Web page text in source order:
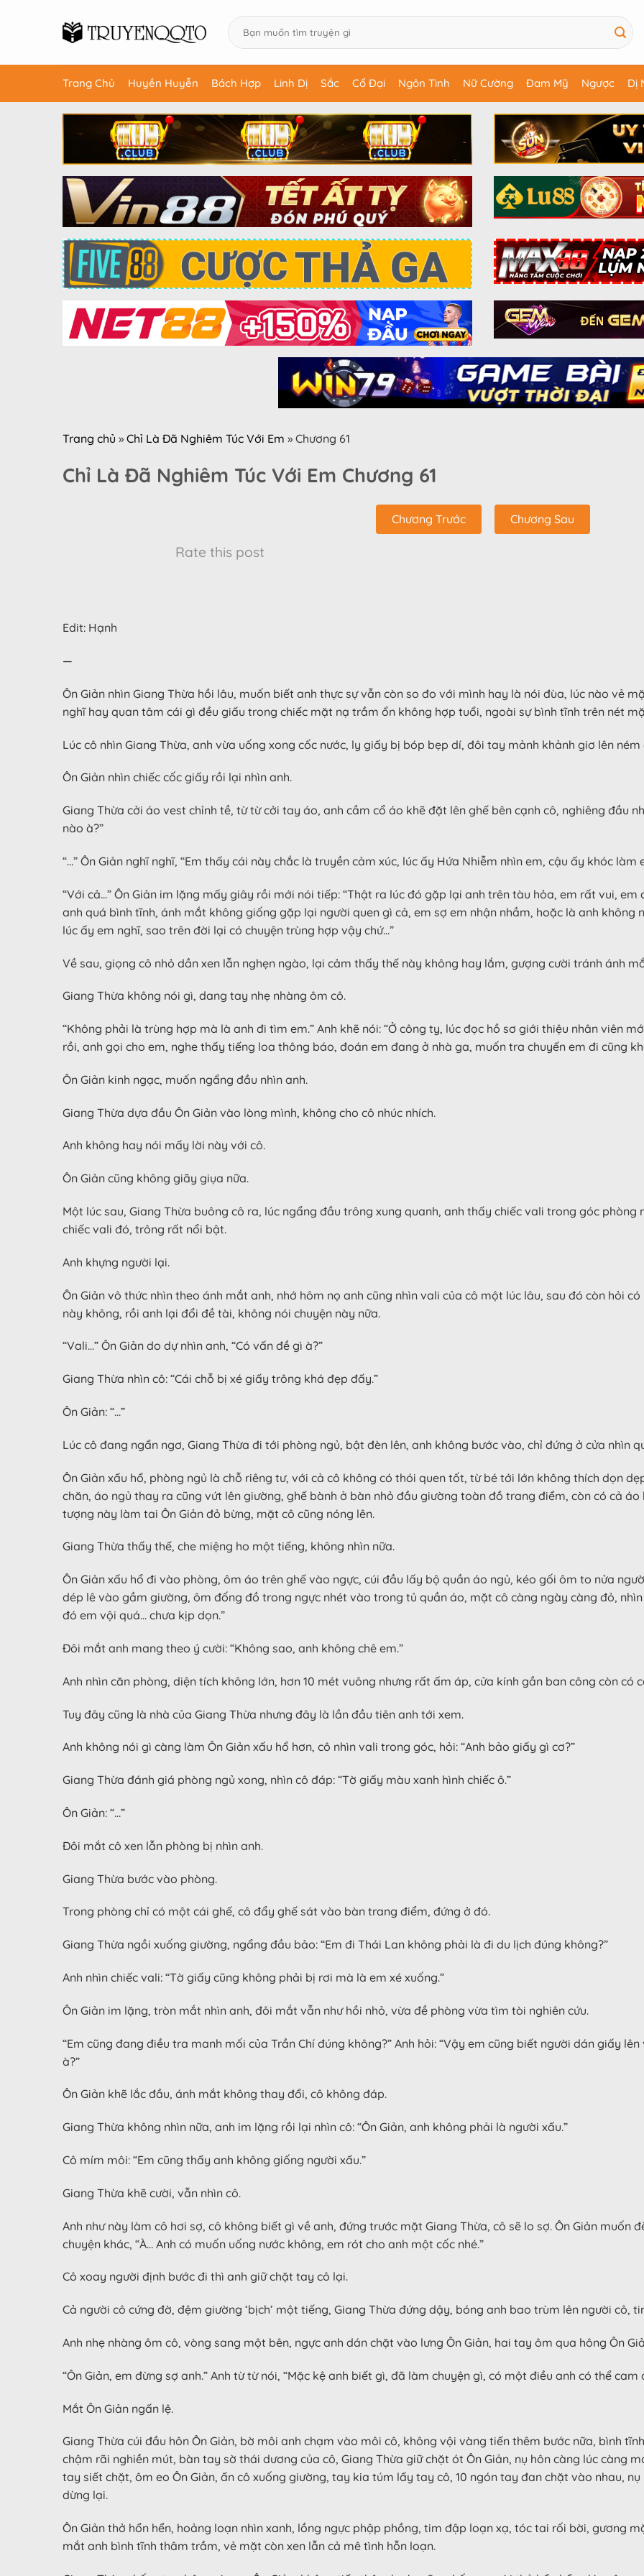
Trang Chủ Huyền Huyễn Bách Hợp Linh Dị Sắc Cổ Đại Ngôn Tình Nữ Cường Đam Mỹ Ngược Dị
Trang chủ » Chỉ Là Đã Nghiêm Túc Với Em » Chương 61
Chỉ Là Đã Nghiêm Túc Với Em Chương 61
Chương Trước Chương Sau
Rate this post
Edit: Hạnh
—
Ôn Giản nhìn Giang Thừa hồi lâu, muốn biết anh thực sự vẫn còn so đo với mình hay là nói đùa, lúc nào vẻ
nghĩ hay quan tâm cái gì đều giấu trong chiếc mặt nạ trầm ổn không hợp tuổi, ngoài sự bình tĩnh trên nét
Lúc cô nhìn Giang Thừa, anh vừa uống xong cốc nước, ly giấy bị bóp bẹp dí, đôi tay mảnh khảnh giơ lên
Ôn Giản nhìn chiếc cốc giấy rồi lại nhìn anh.
Giang Thừa cởi áo vest chỉnh tề, từ từ cởi tay áo, anh cầm cổ áo khẽ đặt lên ghế bên cạnh cô, nghiêng đầu
nào à?”
“…” Ôn Giản nghĩ nghĩ, “Em thấy cái này chắc là truyền cảm xúc, lúc ấy Hứa Nhiễm nhìn em, cậu ấy khóc làm
“Với cả…” Ôn Giản im lặng mấy giây rồi mới nói tiếp: “Thật ra lúc đó gặp lại anh trên tàu hỏa, em rất vui,
anh quá bình tĩnh, ánh mắt không giống gặp lại người quen gì cả, em sợ em nhận nhầm, hoặc là anh không
lúc ấy em nghĩ, sao trên đời lại có chuyện trùng hợp vậy chứ…”
Về sau, giọng cô nhỏ dần xen lẫn nghẹn ngào, lại cảm thấy thế này không hay lắm, gượng cười tránh ánh
Giang Thừa không nói gì, dang tay nhẹ nhàng ôm cô.
“Không phải là trùng hợp mà là anh đi tìm em.” Anh khẽ nói: “Ở công ty, lúc đọc hồ sơ giới thiệu nhân viên
rồi, anh gọi cho em, nghe thấy tiếng loa thông báo, đoán em đang ở nhà ga, muốn tra chuyến em đi cũng
Ôn Giản kinh ngạc, muốn ngẩng đầu nhìn anh.
Giang Thừa dựa đầu Ôn Giản vào lòng mình, không cho cô nhúc nhích.
Anh không hay nói mấy lời này với cô.
Ôn Giản cũng không giãy giụa nữa.
Một lúc sau, Giang Thừa buông cô ra, lúc ngẩng đầu trông xung quanh, anh thấy chiếc vali trong góc
chiếc vali đó, trông rất nổi bật.
Anh khựng người lại.
Ôn Giản vô thức nhìn theo ánh mắt anh, nhớ hôm nọ anh cũng nhìn vali của cô một lúc lâu, sau đó còn hỏi
này không, rồi anh lại đổi đề tài, không nói chuyện này nữa.
“Vali…” Ôn Giản do dự nhìn anh, “Có vấn đề gì à?”
Giang Thừa nhìn cô: “Cái chỗ bị xé giấy trông khá đẹp đấy.”
Ôn Giản: “…”
Lúc cô đang ngẩn ngơ, Giang Thừa đi tới phòng ngủ, bật đèn lên, anh không bước vào, chỉ đứng ở cửa nhìn
Ôn Giản xấu hổ, phòng ngủ là chỗ riêng tư, với cả cô không có thói quen tốt, từ bé tới lớn không thích dọn
chăn, áo ngủ thay ra cũng vứt lên giường, ghế bành ở bàn nhỏ đầu giường toàn đồ trang điểm, còn có cả
tượng này làm tai Ôn Giản đỏ bừng, mặt cô cũng nóng lên.
Giang Thừa thấy thế, che miệng ho một tiếng, không nhìn nữa.
Ôn Giản xấu hổ đi vào phòng, ôm áo trên ghế vào ngực, cúi đầu lấy bộ quần áo ngủ, kéo gối ôm to nửa
dép lê vào gầm giường, ôm đống đồ trong ngực nhét vào trong tủ quần áo, mặt cô càng ngày càng đỏ, nhìn
đó em vội quá… chưa kịp dọn.”
Đôi mắt anh mang theo ý cười: “Không sao, anh không chê em.”
Anh nhìn căn phòng, diện tích không lớn, hơn 10 mét vuông nhưng rất ấm áp, cửa kính gần ban công còn có
Tuy đây cũng là nhà của Giang Thừa nhưng đây là lần đầu tiên anh tới xem.
Anh không nói gì càng làm Ôn Giản xấu hổ hơn, cô nhìn vali trong góc, hỏi: “Anh bảo giấy gì cơ?”
Giang Thừa đánh giá phòng ngủ xong, nhìn cô đáp: “Tờ giấy màu xanh hình chiếc ô.”
Ôn Giản: “…”
Đôi mắt cô xen lẫn phòng bị nhìn anh.
Giang Thừa bước vào phòng.
Trong phòng chỉ có một cái ghế, cô đẩy ghế sát vào bàn trang điểm, đứng ở đó.
Giang Thừa ngồi xuống giường, ngẩng đầu bảo: “Em đi Thái Lan không phải là đi du lịch đúng không?”
Anh nhìn chiếc vali: “Tờ giấy cũng không phải bị rơi mà là em xé xuống.”
Ôn Giản im lặng, tròn mắt nhìn anh, đôi mắt vẫn như hồi nhỏ, vừa đề phòng vừa tìm tòi nghiên cứu.
“Em cũng đang điều tra manh mối của Trần Chí đúng không?” Anh hỏi: “Vậy em cũng biết người dán giấy
à?”
Ôn Giản khẽ lắc đầu, ánh mắt không thay đổi, cô không đáp.
Giang Thừa không nhìn nữa, anh im lặng rồi lại nhìn cô: “Ôn Giản, anh không phải là người xấu.”
Cô mím môi: “Em cũng thấy anh không giống người xấu.”
Giang Thừa khẽ cười, vẫn nhìn cô.
Anh như này làm cô hơi sợ, cô không biết gì về anh, đứng trước mặt Giang Thừa, cô sẽ lo sợ. Ôn Giản muốn
chuyện khác, “À… Anh có muốn uống nước không, em rót cho anh một cốc nhé.”
Cô xoay người định bước đi thì anh giữ chặt tay cô lại.
Cả người cô cứng đờ, đệm giường ‘bịch’ một tiếng, Giang Thừa đứng dậy, bóng anh bao trùm lên người cô,
Anh nhẹ nhàng ôm cô, vòng sang một bên, ngực anh dán chặt vào lưng Ôn Giản, hai tay ôm qua hông Ôn
“Ôn Giản, em đừng sợ anh.” Anh từ từ nói, “Mặc kệ anh biết gì, đã làm chuyện gì, có một điều anh có thể
Mắt Ôn Giản ngấn lệ.
Giang Thừa cúi đầu hôn Ôn Giản, bờ môi anh chạm vào môi cô, không vội vàng tiến thêm bước nữa, bình
chậm rãi nghiền mút, bàn tay sờ thái dương của cô, Giang Thừa giữ chặt ót Ôn Giản, nụ hôn càng lúc càng
tay siết chặt, ôm eo Ôn Giản, ấn cô xuống giường, tay kia túm lấy tay cô, 10 ngón tay đan chặt vào nhau,
dừng lại.
Ôn Giản thở hổn hển, hoảng loạn nhìn xanh, lồng ngực phập phồng, tim đập loạn xạ, tóc tai rối bời, gương
mắt anh bình tĩnh thâm trầm, vẻ mặt còn xen lẫn cả mê tình hỗn loạn.